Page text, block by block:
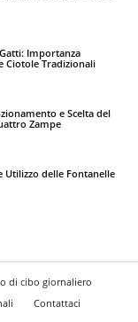
Importanza
Ciotole Tradizionali
e Scelta del
Zampe
Utilizzo delle Fontanelle
di cibo giornaliero
Contattaci